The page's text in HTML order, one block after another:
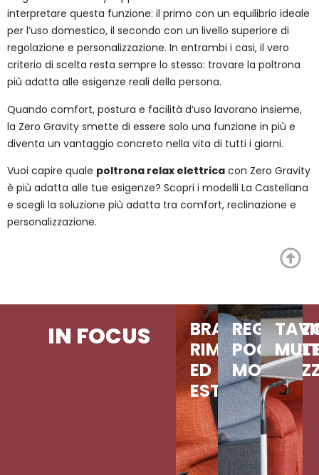
interpretare questa funzione: il primo con un equilibrio ideale
per l’uso domestico, il secondo con un livello superiore di
regolazione e personalizzazione. In entrambi i casi, il vero
criterio di scelta resta sempre lo stesso: trovare la poltrona
più adatta alle esigenze reali della persona.
Quando comfort, postura e facilità d’uso lavorano insieme,
la Zero Gravity smette di essere solo una funzione in più e
diventa un vantaggio concreto nella vita di tutti i giorni.
Vuoi capire quale poltrona relax elettrica con Zero Gravity
è più adatta alle tue esigenze? Scopri i modelli La Castellana
e scegli la soluzione più adatta tra comfort, reclinazione e
personalizzazione.
IN FOCUS
BRACCIOLO
RIMOVIBILE
ED
ESTRAIBILE